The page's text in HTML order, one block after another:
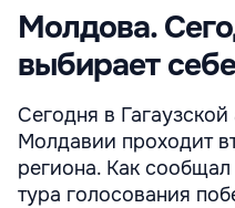
Молдова.
выбирает
Сегодня в
Молдавии проходит
региона. Как
тура голосования